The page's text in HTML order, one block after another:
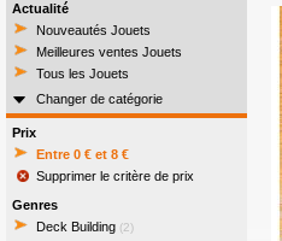
Actualité
Nouveautés Jouets
Meilleures ventes Jouets
Tous les Jouets
Changer de catégorie
Prix
Entre 0 € et 8 €
Supprimer le critère de prix
Genres
Deck Building (2)